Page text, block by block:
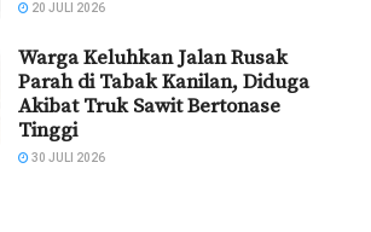
20 JULI 2026
Warga Keluhkan Jalan Rusak
Parah di Tabak Kanilan, Diduga
Akibat Truk Sawit Bertonase
Tinggi
30 JULI 2026